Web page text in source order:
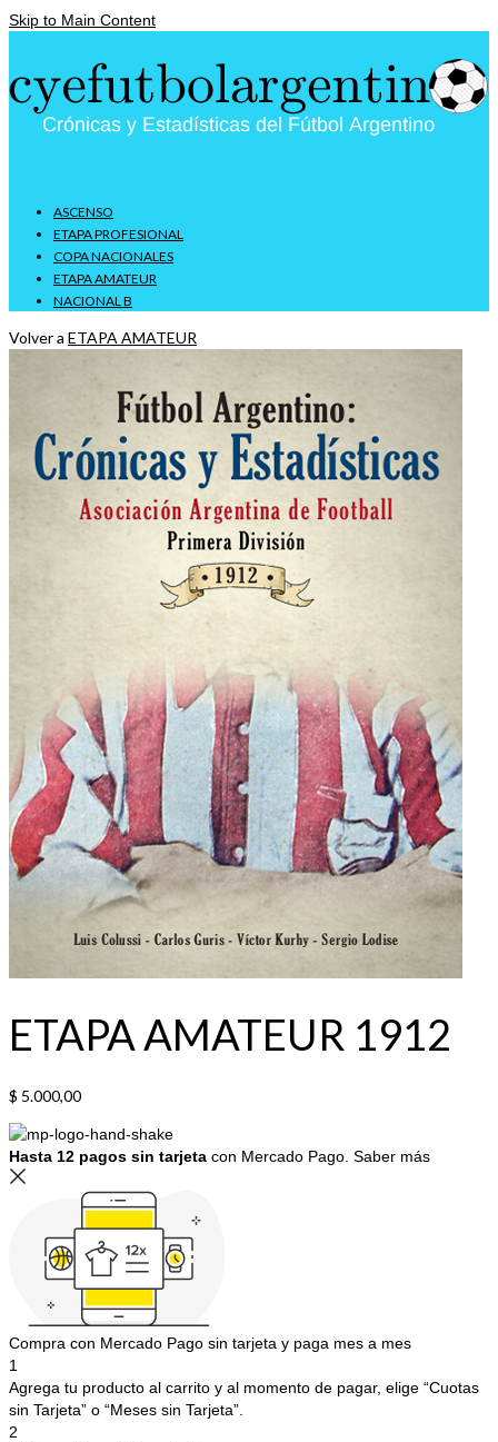
Skip to Main Content
ASCENSO
ETAPA PROFESIONAL
COPA NACIONALES
ETAPA AMATEUR
NACIONAL B
Volver a ETAPA AMATEUR
ETAPA AMATEUR 1912
$ 5.000,00
Hasta 12 pagos sin tarjeta con Mercado Pago. Saber más
Compra con Mercado Pago sin tarjeta y paga mes a mes
1
Agrega tu producto al carrito y al momento de pagar, elige “Cuotas
sin Tarjeta” o “Meses sin Tarjeta”.
2